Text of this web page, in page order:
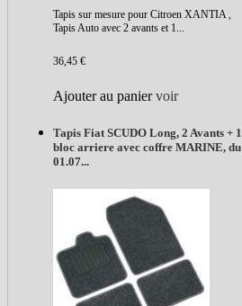
Tapis sur mesure pour Citroen XANTIA ,
Tapis Auto avec 2 avants et 1...
36,45 €
Ajouter au panier voir
Tapis Fiat SCUDO Long, 2 Avants + 1
bloc arriere avec coffre MARINE, du
01.07...